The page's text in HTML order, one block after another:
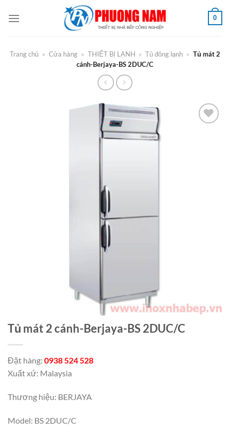
qua
0
Trang chủ » Cửa hàng » THIẾT BỊ LẠNH » Tủ đông lạnh » Tủ mát 2
cánh-Berjaya-BS 2DUC/C
Tủ mát 2 cánh-Berjaya-BS 2DUC/C
Đặt hàng: 0938 524 528
Xuất xứ: Malaysia
Thương hiệu: BERJAYA
Model: BS 2DUC/C